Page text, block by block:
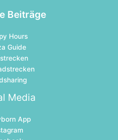
Beiträge
Hours
Guide
Media
App